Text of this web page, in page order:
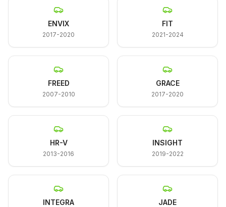
ENVIX
2017-2020
FIT
2021-2024
FREED
2007-2010
GRACE
2017-2020
HR-V
2013-2016
INSIGHT
2019-2022
INTEGRA JADE